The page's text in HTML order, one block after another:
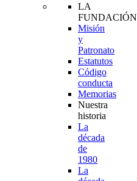
LA
FUNDACIÓN
Misión
y
Patronato
Estatutos
Código
conducta
Memorias
Nuestra
historia
La
década
de
1980
La